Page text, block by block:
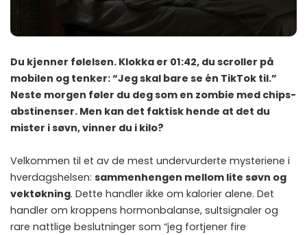
Du kjenner følelsen. Klokka er 01:42, du scroller på
mobilen og tenker: “Jeg skal bare se én TikTok til.”
Neste morgen føler du deg som en zombie med chips-
abstinenser. Men kan det faktisk hende at det du
mister i søvn, vinner du i kilo?
Velkommen til et av de mest undervurderte mysteriene i
hverdagshelsen: sammenhengen mellom lite søvn og
vektøkning. Dette handler ikke om kalorier alene. Det
handler om kroppens hormonbalanse, sultsignaler og
rare nattlige beslutninger som “jeg fortjener fire